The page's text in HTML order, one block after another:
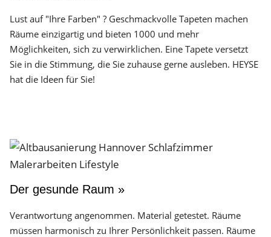
Lust auf "Ihre Farben" ? Geschmackvolle Tapeten machen
Räume einzigartig und bieten 1000 und mehr
Möglichkeiten, sich zu verwirklichen. Eine Tapete versetzt
Sie in die Stimmung, die Sie zuhause gerne ausleben. HEYSE
hat die Ideen für Sie!
Der gesunde Raum »
Verantwortung angenommen. Material getestet. Räume
müssen harmonisch zu Ihrer Persönlichkeit passen. Räume